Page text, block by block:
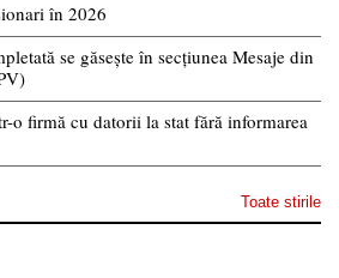
în 2026
se găsește în secțiunea Mesaje din
o firmă cu datorii la stat fără informarea
Toate stirile